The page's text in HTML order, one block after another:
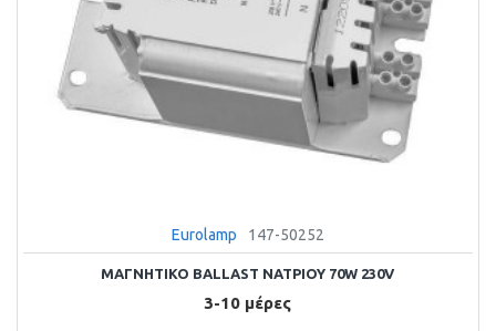
Eurolamp 147-50252
ΜΑΓΝΗΤΙΚΟ BALLAST ΝΑΤΡΙΟΥ 70W 230V
3-10 μέρες